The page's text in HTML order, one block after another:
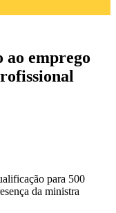
ao emprego
para 500
da ministra